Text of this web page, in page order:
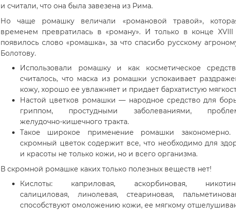
и считали, что она была завезена из Рима.
Но чаще ромашку величали «романовой травой»,
временем превратилась в «роману». И только в конце XVIII
появилось слово «ромашка», за что спасибо русскому
Болотову.
Использовали ромашку и как косметическое
считалось, что маска из ромашки успокаивает
кожу, хорошо ее увлажняет и придает бархатистую
Настой цветков ромашки — народное средство для
гриппом, простудными заболеваниями,
желудочно-кишечного тракта.
Такое широкое применение ромашки закономерно.
скромный цветок содержит все, что необходимо для
и красоты не только кожи, но и всего организма.
В скромной ромашке каких только полезных веществ нет!
Кислоты: каприловая, аскорбиновая,
салициловая, линолевая, стеариновая,
способствуют омоложению кожи, ее мягкому